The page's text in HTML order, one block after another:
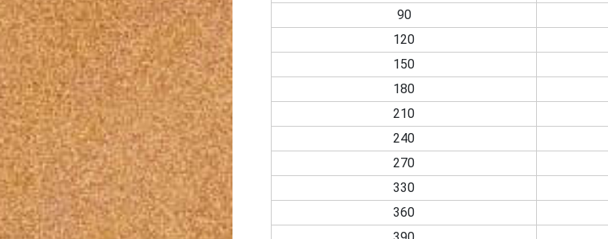
90
120
150
180
210
240
270
330
360